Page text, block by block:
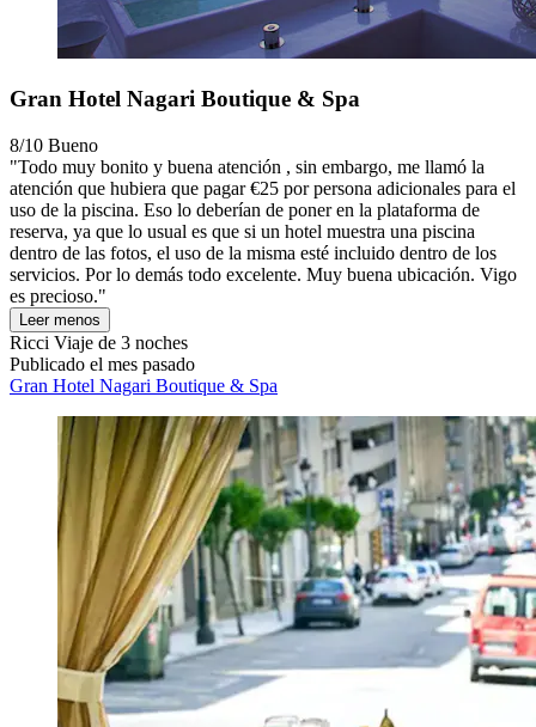
Gran Hotel Nagari Boutique & Spa
8/10 Bueno
"Todo muy bonito y buena atención , sin embargo, me llamó la
atención que hubiera que pagar €25 por persona adicionales para el
uso de la piscina. Eso lo deberían de poner en la plataforma de
reserva, ya que lo usual es que si un hotel muestra una piscina
dentro de las fotos, el uso de la misma esté incluido dentro de los
servicios. Por lo demás todo excelente. Muy buena ubicación. Vigo
es precioso."
Leer menos
Ricci Viaje de 3 noches
Publicado el mes pasado
Gran Hotel Nagari Boutique & Spa